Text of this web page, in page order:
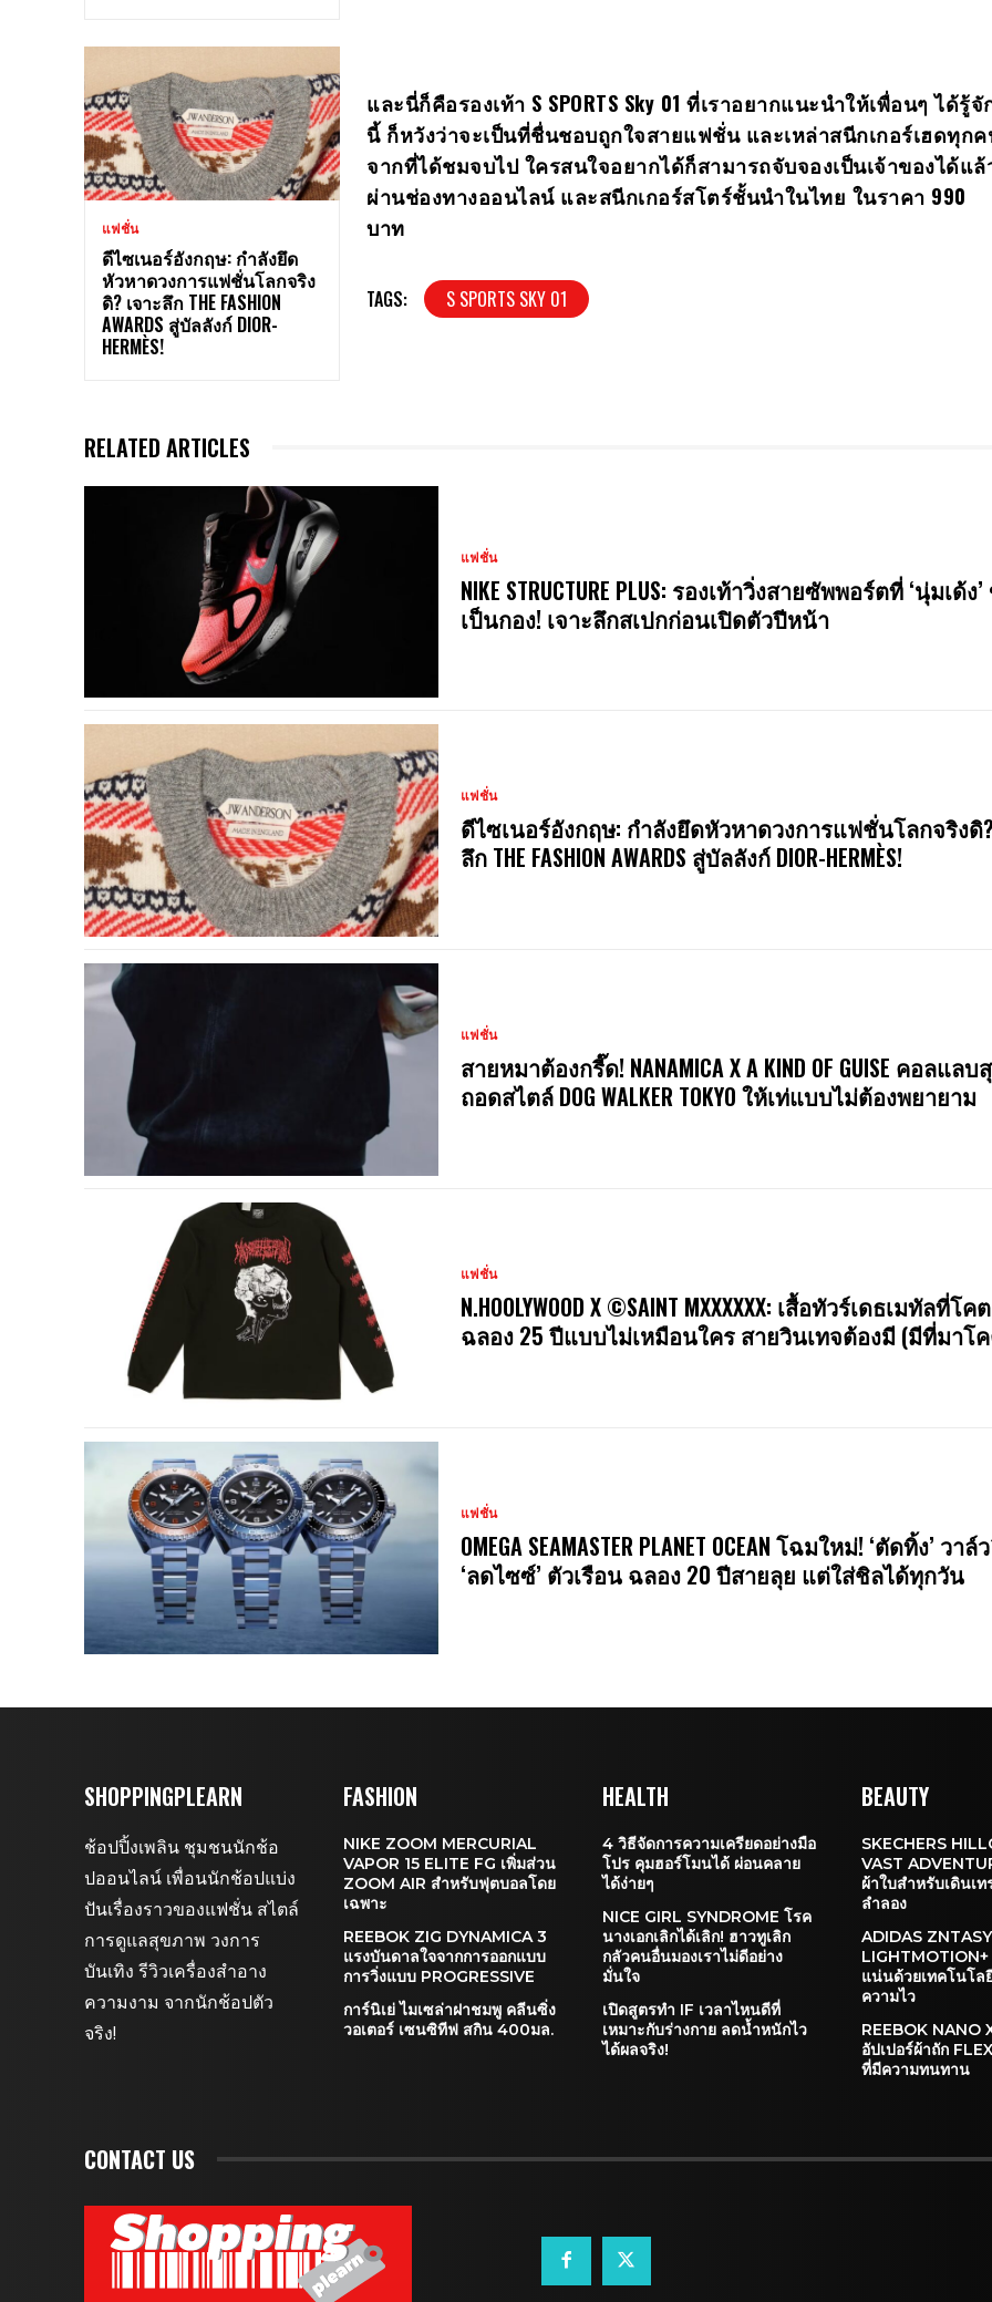
แฟชั่น
ดีไซเนอร์อังกฤษ: กำลังยึด
หัวหาดวงการแฟชั่นโลกจริง
ดิ? เจาะลึก THE FASHION
AWARDS สู่บัลลังก์ DIOR-
HERMÈS!
และนี่ก็คือรองเท้า S SPORTS Sky 01 ที่เราอยากแนะนำให้เพื่อนๆ ได้รู้
นี้ ก็หวังว่าจะเป็นที่ชื่นชอบถูกใจสายแฟชั่น และเหล่าสนีกเกอร์เฮดทุก
จากที่ได้ชมจบไป ใครสนใจอยากได้ก็สามารถจับจองเป็นเจ้าของได้แ
ผ่านช่องทางออนไลน์ และสนีกเกอร์สโตร์ชั้นนำในไทย ในราคา 990
บาท
TAGS: S SPORTS SKY 01
RELATED ARTICLES
แฟชั่น
NIKE STRUCTURE PLUS: รองเท้าวิ่งสายซัพพอร์ตที่ ‘นุ่มเด้ง
เป็นกอง! เจาะลึกสเปกก่อนเปิดตัวปีหน้า
แฟชั่น
ดีไซเนอร์อังกฤษ: กำลังยึดหัวหาดวงการแฟชั่นโลกจริงดิ
ลึก THE FASHION AWARDS สู่บัลลังก์ DIOR-HERMÈS!
แฟชั่น
สายหมาต้องกรี๊ด! NANAMICA X A KIND OF GUISE คอลแล
ถอดสไตล์ DOG WALKER TOKYO ให้เท่แบบไม่ต้องพยายาม
แฟชั่น
N.HOOLYWOOD X ©SAINT MXXXXXX: เสื้อทัวร์เดธเมทัลที่โ
ฉลอง 25 ปีแบบไม่เหมือนใคร สายวินเทจต้องมี (มีที่มาโค
แฟชั่น
OMEGA SEAMASTER PLANET OCEAN โฉมใหม่! ‘ตัดทิ้ง’ วา
‘ลดไซซ์’ ตัวเรือน ฉลอง 20 ปีสายลุย แต่ใส่ชิลได้ทุกวัน
SHOPPINGPLEARN
ช้อปปิ้งเพลิน ชุมชนนักช้อ
ปออนไลน์ เพื่อนนักช้อปแบ่ง
ปันเรื่องราวของแฟชั่น สไตล์
การดูแลสุขภาพ วงการ
บันเทิง รีวิวเครื่องสำอาง
ความงาม จากนักช้อปตัว
จริง!
FASHION
NIKE ZOOM MERCURIAL
VAPOR 15 ELITE FG เพิ่มส่วน
ZOOM AIR สำหรับฟุตบอลโดย
เฉพาะ
REEBOK ZIG DYNAMICA 3
แรงบันดาลใจจากการออกแบบ
การวิ่งแบบ PROGRESSIVE
การ์นิเย่ ไมเซล่าฝาชมพู คลีนซิ่ง
วอเตอร์ เซนซิทีฟ สกิน 400มล.
HEALTH
4 วิธีจัดการความเครียดอย่างมือ
โปร คุมฮอร์โมนได้ ผ่อนคลาย
ได้ง่ายๆ
NICE GIRL SYNDROME โรค
นางเอกเลิกได้เลิก! ฮาวทูเลิก
กลัวคนอื่นมองเราไม่ดีอย่าง
มั่นใจ
เปิดสูตรทำ IF เวลาไหนดีที่
เหมาะกับร่างกาย ลดน้ำหนักไว
ได้ผลจริง!
BEAUTY
SKECHERS
VAST
ผ้าใบสำหรับเดินเ
ลำลอง
ADIDAS ZNTASY
แน่นด้วยเทคโนโล
ความไว
REEBOK NANO
อัปเปอร์ผ้าถัก
ที่มีความทนทาน
CONTACT US